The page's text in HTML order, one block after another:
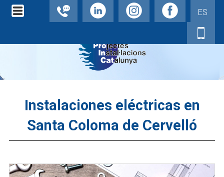
ES
Instalaciones eléctricas en
Santa Coloma de Cervelló